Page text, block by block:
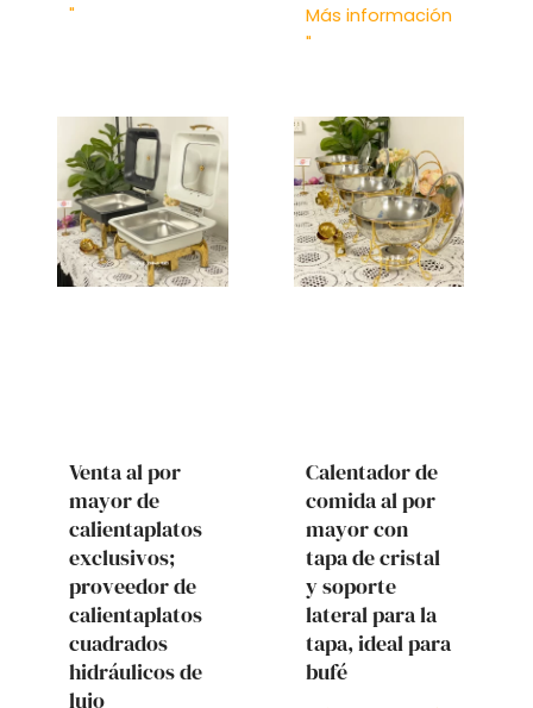
"
Más información
"
Venta al por
mayor de
calientaplatos
exclusivos;
proveedor de
calientaplatos
cuadrados
hidráulicos de
lujo
Calentador de
comida al por
mayor con
tapa de cristal
y soporte
lateral para la
tapa, ideal para
bufé